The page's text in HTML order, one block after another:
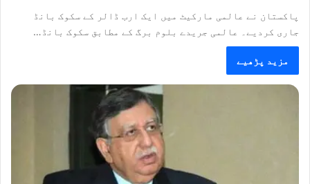
پاکستان نے عالمی مارکیٹ میں ایک ارب ڈالر کے سکوک بانڈ
جاری کردیے۔ عالمی جریدے بلوم برگ کے مطابق سکوک بانڈ…
مزید پڑھیے